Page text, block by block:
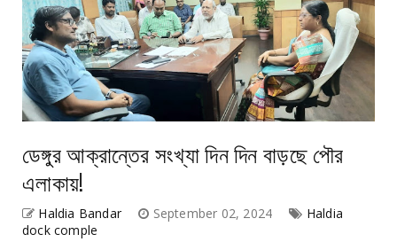
ডেঙ্গুর আক্রান্তের সংখ্যা দিন দিন বাড়ছে পৌর
এলাকায়!
Haldia Bandar September 02, 2024
Haldia
dock comple